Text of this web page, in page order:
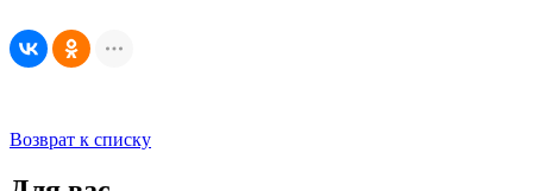
Возврат к списку